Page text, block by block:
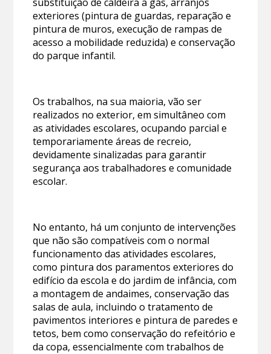
exteriores (pintura de guardas, reparação e
pintura de muros, execução de rampas de
acesso a mobilidade reduzida) e conservação
do parque infantil.
Os trabalhos, na sua maioria, vão ser
realizados no exterior, em simultâneo com
as atividades escolares, ocupando parcial e
temporariamente áreas de recreio,
devidamente sinalizadas para garantir
segurança aos trabalhadores e comunidade
escolar.
No entanto, há um conjunto de intervenções
que não são compatíveis com o normal
funcionamento das atividades escolares,
como pintura dos paramentos exteriores do
edifício da escola e do jardim de infância, com
a montagem de andaimes, conservação das
salas de aula, incluindo o tratamento de
pavimentos interiores e pintura de paredes e
tetos, bem como conservação do refeitório e
da copa, essencialmente com trabalhos de